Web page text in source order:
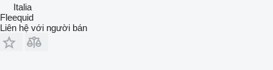
Italia
Fleequid
Liên hệ với người bán